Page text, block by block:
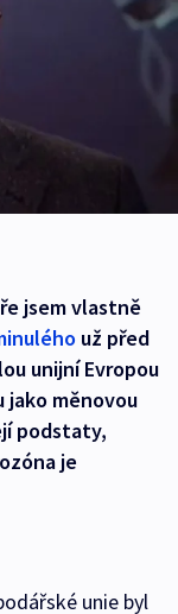
jsem vlastně
už před
unijní Evropou
jako měnovou
podstaty,
je
unie byl